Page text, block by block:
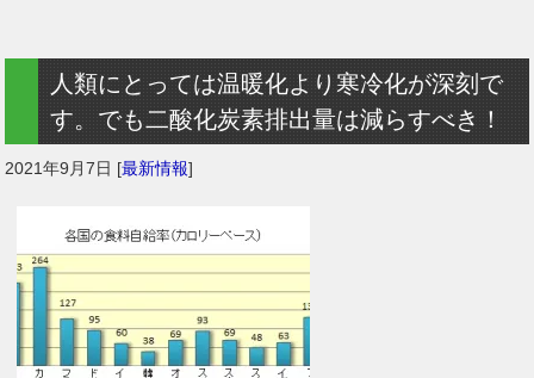
人類にとっては温暖化より寒冷化が深刻で
す。でも二酸化炭素排出量は減らすべき！
2021年9月7日 [最新情報]